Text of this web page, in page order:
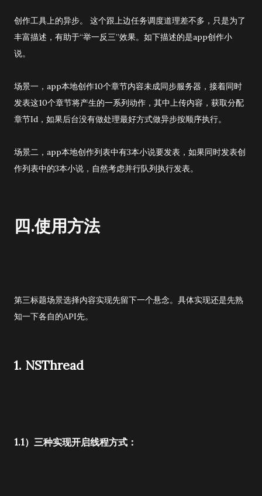
创作工具上的异步。 这个跟上边任务调度道理差不多，只是为了
丰富描述，有助于“举一反三”效果。如下描述的是app创作小
说。
场景一，app本地创作10个章节内容未成同步服务器，接着同时
发表这10个章节将产生的一系列动作，其中上传内容，获取分配
章节Id，如果后台没有做处理最好方式做异步按顺序执行。
场景二，app本地创作列表中有3本小说要发表，如果同时发表创
作列表中的3本小说，自然考虑并行队列执行发表。
四.使用方法
第三标题场景选择内容实现先留下一个悬念。具体实现还是先熟
知一下各自的API先。
1. NSThread
1.1）三种实现开启线程方式：